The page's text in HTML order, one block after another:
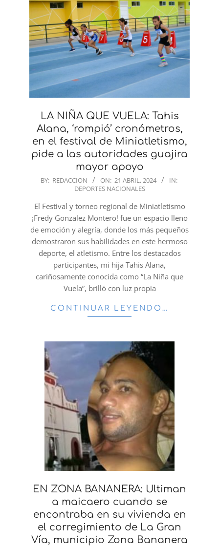
LA NIÑA QUE VUELA: Tahis
Alana, ‘rompió’ cronómetros,
en el festival de Miniatletismo,
pide a las autoridades guajira
mayor apoyo
2024-
21
BY: REDACCION ON: 21 ABRIL, 2024
IN:
DEPORTES NACIONALES
El Festival y torneo regional de Miniatletismo
¡Fredy Gonzalez Montero! fue un espacio lleno
de emoción y alegría, donde los más pequeños
demostraron sus habilidades en este hermoso
deporte, el atletismo. Entre los destacados
participantes, mi hija Tahis Alana,
cariñosamente conocida como “La Niña que
Vuela”, brilló con luz propia
CONTINUAR LEYENDO…
EN ZONA BANANERA: Ultiman
a maicaero cuando se
encontraba en su vivienda en
el corregimiento de La Gran
Vía, municipio Zona Bananera